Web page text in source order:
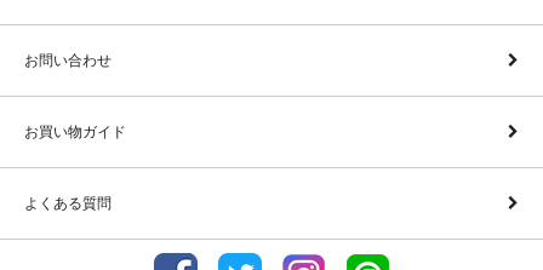
お問い合わせ
お買い物ガイド
よくある質問